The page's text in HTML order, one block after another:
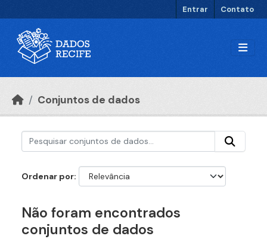
Entrar Contato
Conjuntos de dados
Ordenar por
Não foram encontrados
conjuntos de dados